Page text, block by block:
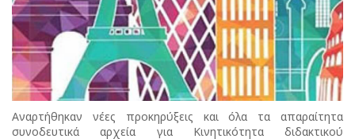
Αναρτήθηκαν νέες προκηρύξεις και όλα τα απαραίτητα
συνοδευτικά αρχεία για Κινητικότητα διδακτικού